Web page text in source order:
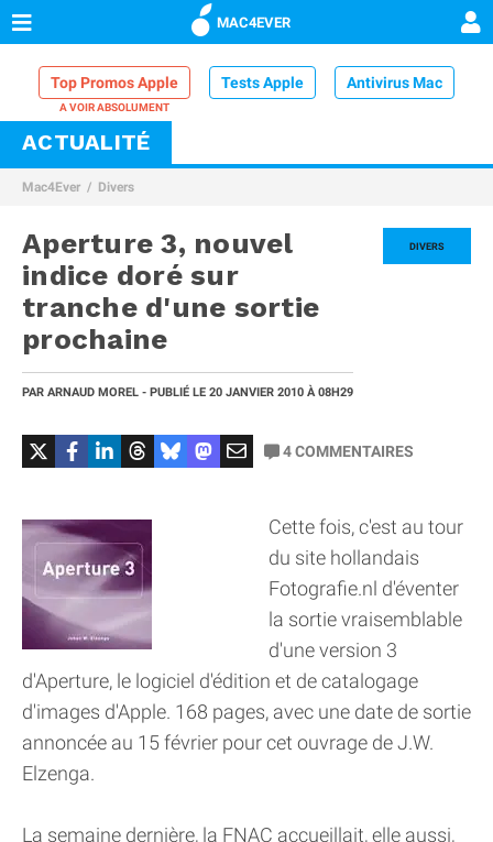
MAC4EVER
Top Promos Apple Tests Apple Antivirus Mac
VPN Mac
Comparatif iPhone
ACTUALITÉ
Mac4Ever Divers
DIVERS
Aperture 3, nouvel
indice doré sur
tranche d'une sortie
prochaine
PAR ARNAUD MOREL - PUBLIÉ LE 20 JANVIER 2010 À 08H29
4COMMENTAIRES
Cette fois, c'est au tour
du site hollandais
Fotografie.nl d'éventer
la sortie vraisemblable
d'une version 3
d'Aperture, le logiciel d'édition et de catalogage
d'images d'Apple. 168 pages, avec une date de sortie
annoncée au 15 février pour cet ouvrage de J.W.
Elzenga.
La semaine dernière, la FNAC accueillait, elle aussi,